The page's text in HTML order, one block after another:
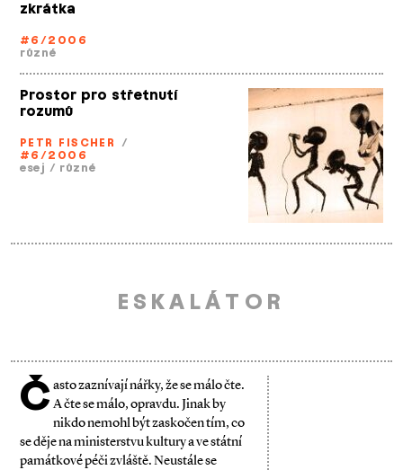
zkrátka
#6/2006
různé
Prostor pro střetnutí
rozumů
PETR FISCHER /
#6/2006
esej / různé
ESKALÁTOR
Č
asto zaznívají nářky, že se málo čte.
A čte se málo, opravdu. Jinak by
nikdo nemohl být zaskočen tím, co
se děje na ministerstvu kultury a ve státní
památkové péči zvláště. Neustále se